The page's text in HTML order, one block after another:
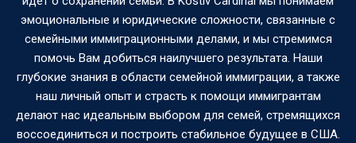
эмоциональные и юридические сложности, связанные с
семейными иммиграционными делами, и мы стремимся
помочь Вам добиться наилучшего результата. Наши
глубокие знания в области семейной иммиграции, а также
наш личный опыт и страсть к помощи иммигрантам
делают нас идеальным выбором для семей, стремящихся
воссоединиться и построить стабильное будущее в США.